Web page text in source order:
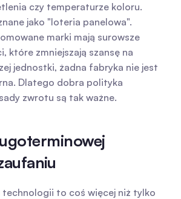
czy temperaturze koloru.
jako "loteria panelowa".
marki mają surowsze
które zmniejszają szansę na
jednostki, żadna fabryka nie jest
Dlatego dobra polityka
zwrotu są tak ważne.
technologii to coś więcej niż tylko